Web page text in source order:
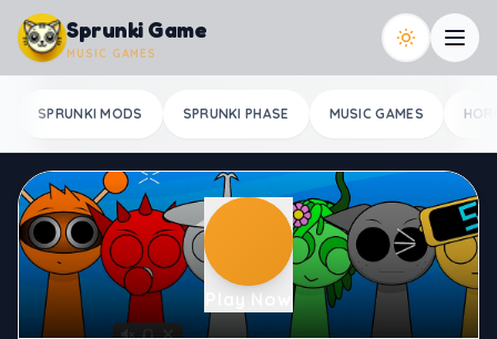
Skip to content
Sprunki Game
MUSIC GAMES
SPRUNKI MODS SPRUNKI PHASE MUSIC GAMES
Play Now